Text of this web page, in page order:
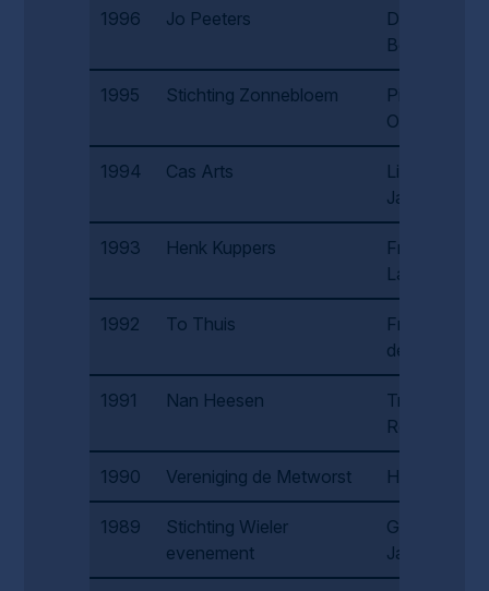
1996 Jo Peeters
Diny van
Boekholt
1995 Stichting Zonnebloem
Piet van
Oorschot
1994 Cas Arts
Lies
Janssen
1993 Henk Kuppers
Frans
Lamee
1992 To Thuis
Frans van
de Weijer
1991 Nan Heesen
Truus
Remmen
1990 Vereniging de Metworst Henk Thuis
1989
Stichting Wieler
evenement
Grada
Janssen